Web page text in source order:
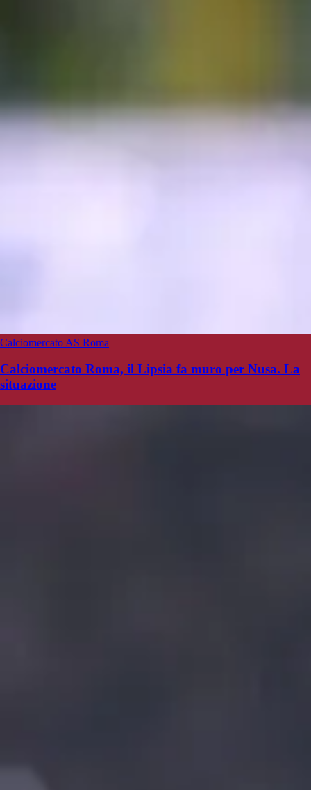
Calciomercato AS Roma
Calciomercato Roma, il Lipsia fa muro per Nusa. La
situazione